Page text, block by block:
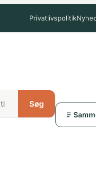
Privatlivspolitik
Søg